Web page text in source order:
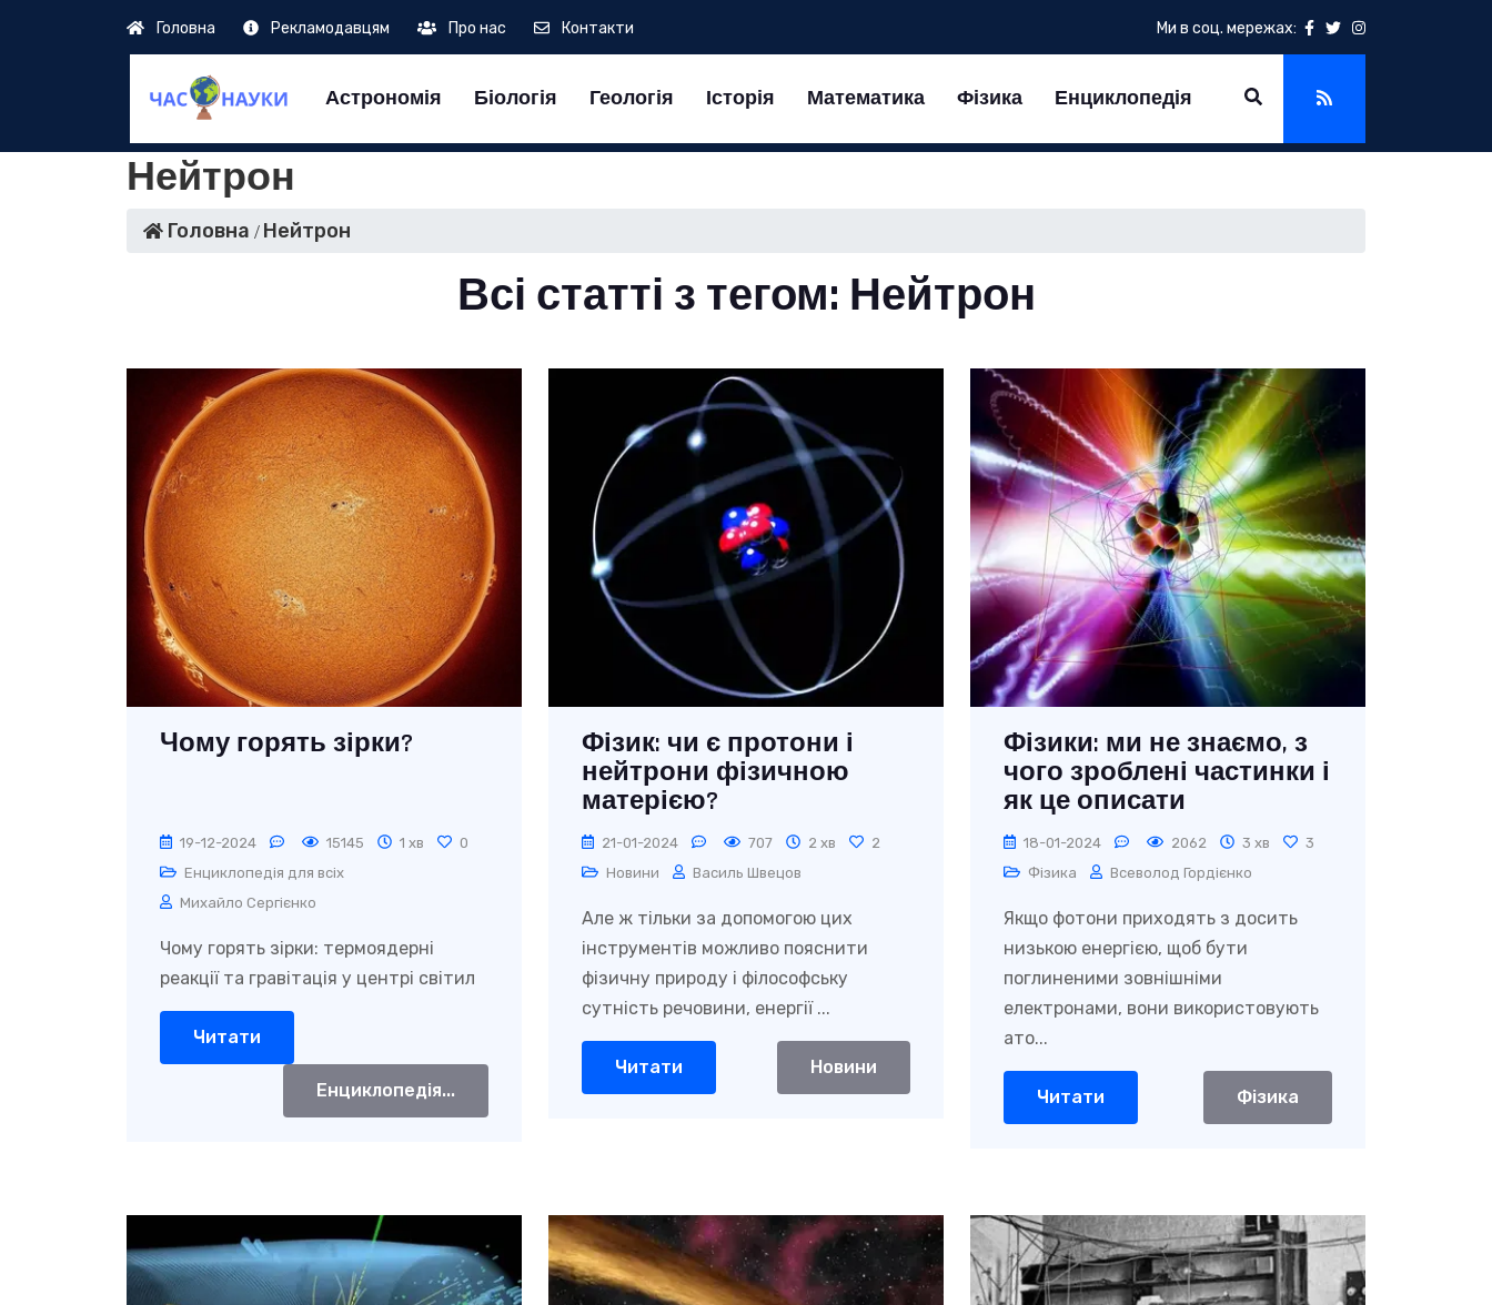
Головна Рекламодавцям Про нас Контакти Ми в соц. мережах:
Астрономія Біологія Геологія Історія Математика Фізика Енциклопедія
Нейтрон
Головна Нейтрон
Всі статті з тегом: Нейтрон
Чому горять зірки?
19-12-2024 15145 1 хв
0
Енциклопедія для всіх
Михайло Сергієнко
Чому горять зірки: термоядерні
реакції та гравітація у центрі світил
Читати
Енциклопедія...
Фізик: чи є протони і
нейтрони фізичною
матерією?
21-01-2024 707 2 хв
2
Новини
Василь Швецов
Але ж тільки за допомогою цих
інструментів можливо пояснити
фізичну природу і філософську
сутність речовини, енергії ...
Читати Новини
Фізики: ми не знаємо, з
чого зроблені частинки і
як це описати
18-01-2024 2062 3 хв
3
Фізика
Всеволод Гордієнко
Якщо фотони приходять з досить
низькою енергією, щоб бути
поглиненими зовнішніми
електронами, вони використовують
ато...
Читати Фізика